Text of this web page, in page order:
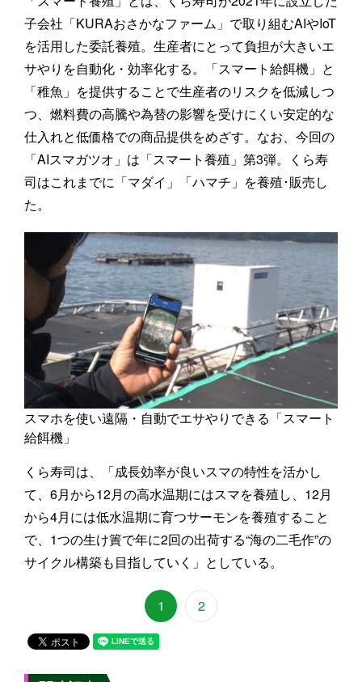
子会社「KURAおさかなファーム」で取り組むAIやIoT
を活用した委託養殖。生産者にとって負担が大きいエ
サやりを自動化・効率化する。「スマート給餌機」と
「稚魚」を提供することで生産者のリスクを低減しつ
つ、燃料費の高騰や為替の影響を受けにくい安定的な
仕入れと低価格での商品提供をめざす。なお、今回の
「AIスマガツオ」は「スマート養殖」第3弾。くら寿
司はこれまでに「マダイ」「ハマチ」を養殖･販売し
た。
スマホを使い遠隔・自動でエサやりできる「スマート
給餌機」
くら寿司は、「成長効率が良いスマの特性を活かし
て、6月から12月の高水温期にはスマを養殖し、12月
から4月には低水温期に育つサーモンを養殖すること
で、1つの生け簀で年に2回の出荷する“海の二毛作”の
サイクル構築も目指していく」としている。
1 2